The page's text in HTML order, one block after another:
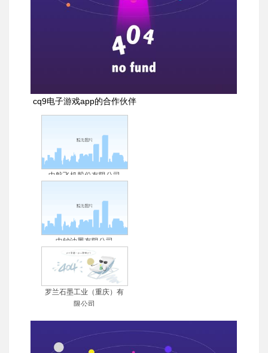
cq9电子游戏app的合作伙伴
中航飞机股份有限公司
中钞油墨有限公司
罗兰石墨工业（重庆）有
限公司